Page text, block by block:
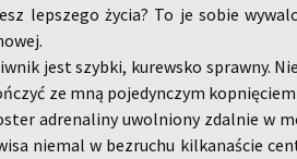
lep­sze­go życia? To je sobie
jest szyb­ki, ku­rew­sko spraw­ny.
ze mną po­je­dyn­czym
ad­re­na­li­ny uwol­nio­ny zdal­nie w
nie­mal w bez­ru­chu kil­ka­na­ście